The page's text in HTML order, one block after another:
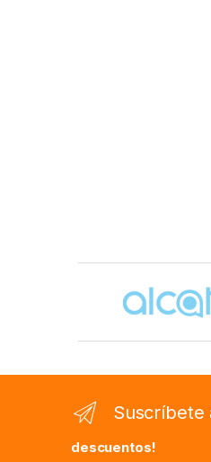
Suscríbete
descuentos!